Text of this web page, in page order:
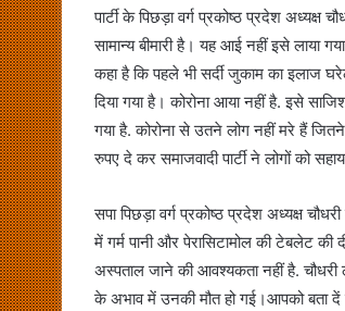
पार्टी के पिछड़ा वर्ग प्रकोष्ठ प्रदेश अध्यक्ष
सामान्य बीमारी है। यह आई नहीं इसे लाया
कहा है कि पहले भी सर्दी जुकाम का इलाज
दिया गया है। कोरोना आया नहीं है. इसे
गया है. कोरोना से उतने लोग नहीं मरे हैं
रुपए दे कर समाजवादी पार्टी ने लोगों को
सपा पिछड़ा वर्ग प्रकोष्ठ प्रदेश अध्यक्ष
में गर्म पानी और पेरासिटामोल की टेबलेट
अस्पताल जाने की आवश्यकता नहीं है. चौधरी
के अभाव में उनकी मौत हो गई।आपको बता दें